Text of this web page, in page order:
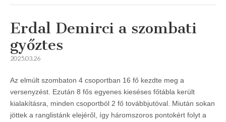
Erdal Demirci a szombati
győztes
2025.03.26
Az elmúlt szombaton 4 csoportban 16 fő kezdte meg a
versenyzést. Ezután 8 fős egyenes kieséses főtábla került
kialakításra, minden csoportból 2 fő továbbjutóval. Miután sokan
jöttek a ranglistánk elejéről, így háromszoros pontokért folyt a